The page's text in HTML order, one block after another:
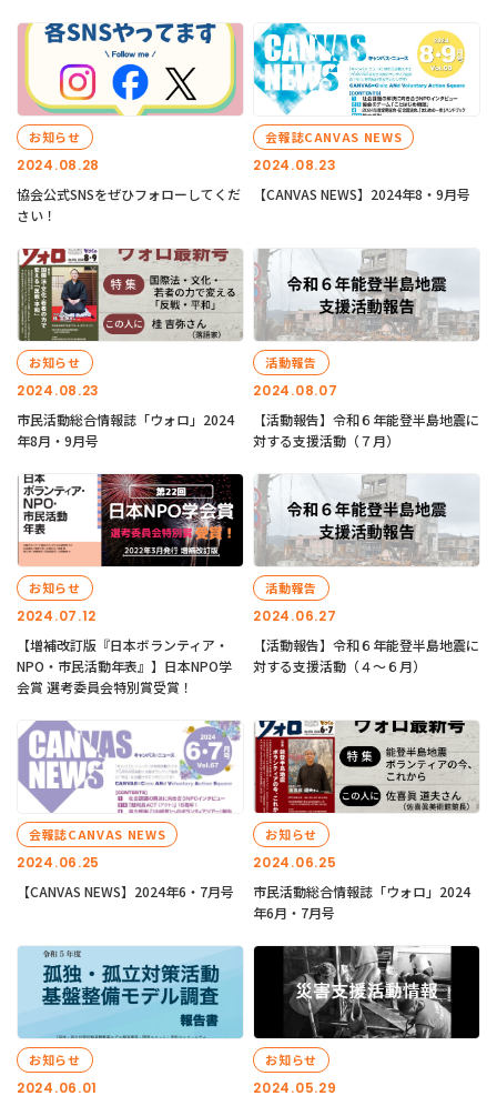
2024.08.28
お知らせ
協会公式SNSをぜひフォローしてくだ
さい！
2024.08.23
会報誌CANVAS NEWS
【CANVAS NEWS】2024年8・9月号
2024.08.23
お知らせ
市民活動総合情報誌「ウォロ」2024
年8月・9月号
2024.08.07
活動報告
【活動報告】令和６年能登半島地震に
対する支援活動（７月）
2024.07.12
お知らせ
【増補改訂版『日本ボランティア・
NPO・市民活動年表』】日本NPO学
会賞 選考委員会特別賞受賞！
2024.06.27
活動報告
【活動報告】令和６年能登半島地震に
対する支援活動（４〜６月）
2024.06.25
会報誌CANVAS NEWS
【CANVAS NEWS】2024年6・7月号
2024.06.25
お知らせ
市民活動総合情報誌「ウォロ」2024
年6月・7月号
2024.06.01
お知らせ
2024.05.29
お知らせ